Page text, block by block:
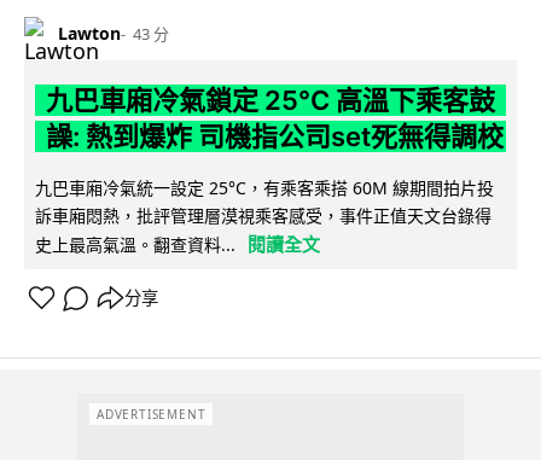
Lawton 43 分
九巴車廂冷氣鎖定 25°C 高溫下乘客鼓
譟: 熱到爆炸 司機指公司set死無得調校
九巴車廂冷氣統一設定 25°C，有乘客乘搭 60M 線期間拍片投
訴車廂悶熱，批評管理層漠視乘客感受，事件正值天文台錄得
史上最高氣溫。翻查資料...
閱讀全文
分享
ADVERTISEMENT